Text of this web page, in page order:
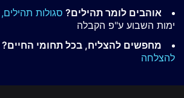
אוהבים לומר תהילים? סגולות תהילים,
ימות השבוע ע"פ הקבלה
מחפשים להצליח, בכל תחומי החיים?
להצלחה